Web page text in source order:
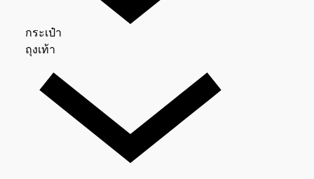
กระเป๋า
ถุงเท้า